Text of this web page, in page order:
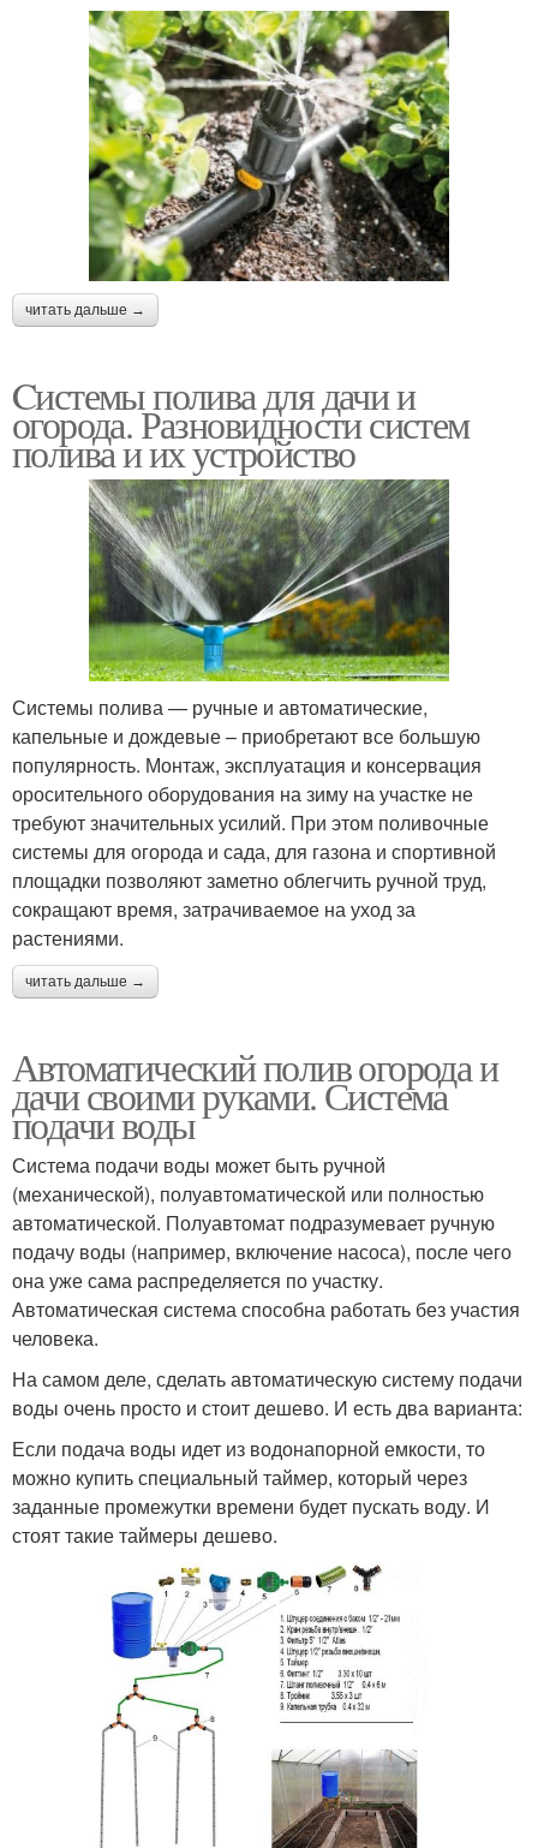
читать дальше →
Cистемы полива для дачи и
огорода. Разновидности систем
полива и их устройство
Системы полива — ручные и автоматические,
капельные и дождевые – приобретают все большую
популярность. Монтаж, эксплуатация и консервация
оросительного оборудования на зиму на участке не
требуют значительных усилий. При этом поливочные
системы для огорода и сада, для газона и спортивной
площадки позволяют заметно облегчить ручной труд,
сокращают время, затрачиваемое на уход за
растениями.
читать дальше →
Автоматический полив огорода и
дачи своими руками. Система
подачи воды
Система подачи воды может быть ручной
(механической), полуавтоматической или полностью
автоматической. Полуавтомат подразумевает ручную
подачу воды (например, включение насоса), после чего
она уже сама распределяется по участку.
Автоматическая система способна работать без участия
человека.
На самом деле, сделать автоматическую систему подачи
воды очень просто и стоит дешево. И есть два варианта:
Если подача воды идет из водонапорной емкости, то
можно купить специальный таймер, который через
заданные промежутки времени будет пускать воду. И
стоят такие таймеры дешево.